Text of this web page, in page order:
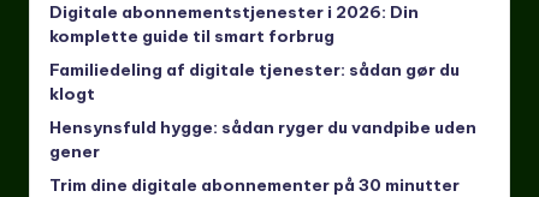
Digitale abonnementstjenester i 2026: Din
komplette guide til smart forbrug
Familiedeling af digitale tjenester: sådan gør du
klogt
Hensynsfuld hygge: sådan ryger du vandpibe uden
gener
Trim dine digitale abonnementer på 30 minutter